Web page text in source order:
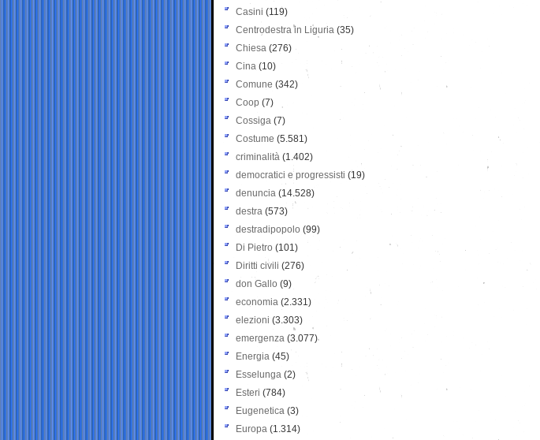
Casini (119)
Centrodestra in Liguria (35)
Chiesa (276)
Cina (10)
Comune (342)
Coop (7)
Cossiga (7)
Costume (5.581)
criminalità (1.402)
democratici e progressisti (19)
denuncia (14.528)
destra (573)
destradipopolo (99)
Di Pietro (101)
Diritti civili (276)
don Gallo (9)
economia (2.331)
elezioni (3.303)
emergenza (3.077)
Energia (45)
Esselunga (2)
Esteri (784)
Eugenetica (3)
Europa (1.314)